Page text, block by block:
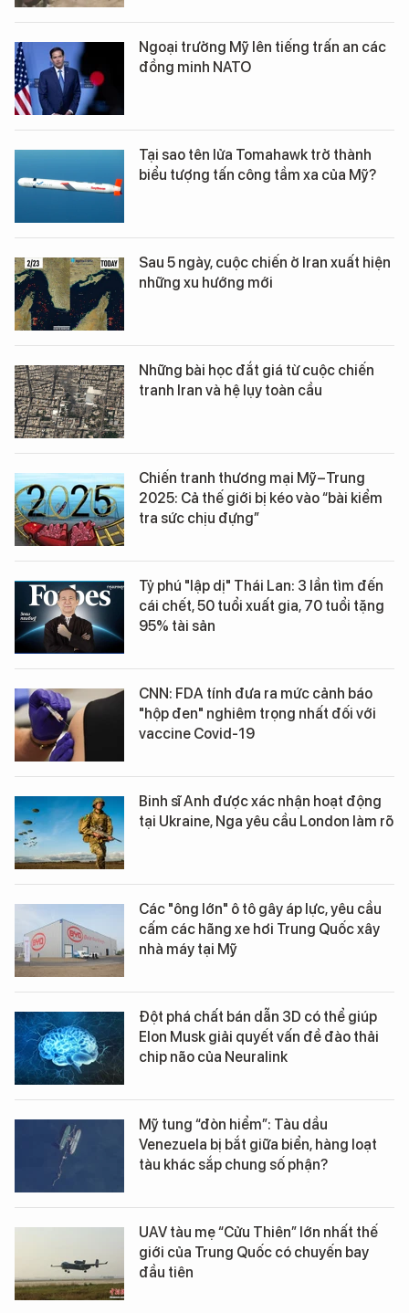
Ngoại trưởng Mỹ lên tiếng trấn an các
đồng minh NATO
Tại sao tên lửa Tomahawk trở thành
biểu tượng tấn công tầm xa của Mỹ?
Sau 5 ngày, cuộc chiến ở Iran xuất hiện
những xu hướng mới
Những bài học đắt giá từ cuộc chiến
tranh Iran và hệ lụy toàn cầu
Chiến tranh thương mại Mỹ–Trung
2025: Cả thế giới bị kéo vào “bài kiểm
tra sức chịu đựng”
Tỷ phú "lập dị" Thái Lan: 3 lần tìm đến
cái chết, 50 tuổi xuất gia, 70 tuổi tặng
95% tài sản
CNN: FDA tính đưa ra mức cảnh báo
"hộp đen" nghiêm trọng nhất đối với
vaccine Covid-19
Binh sĩ Anh được xác nhận hoạt động
tại Ukraine, Nga yêu cầu London làm rõ
Các "ông lớn" ô tô gây áp lực, yêu cầu
cấm các hãng xe hơi Trung Quốc xây
nhà máy tại Mỹ
Đột phá chất bán dẫn 3D có thể giúp
Elon Musk giải quyết vấn đề đào thải
chip não của Neuralink
Mỹ tung “đòn hiểm”: Tàu dầu
Venezuela bị bắt giữa biển, hàng loạt
tàu khác sắp chung số phận?
UAV tàu mẹ “Cửu Thiên” lớn nhất thế
giới của Trung Quốc có chuyến bay
đầu tiên